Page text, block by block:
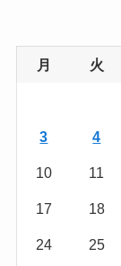
e
月 火
3 4
10 11
17 18
24 25